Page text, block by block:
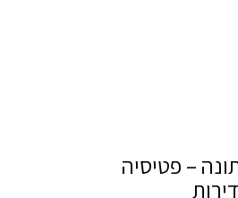
– פטיסיה